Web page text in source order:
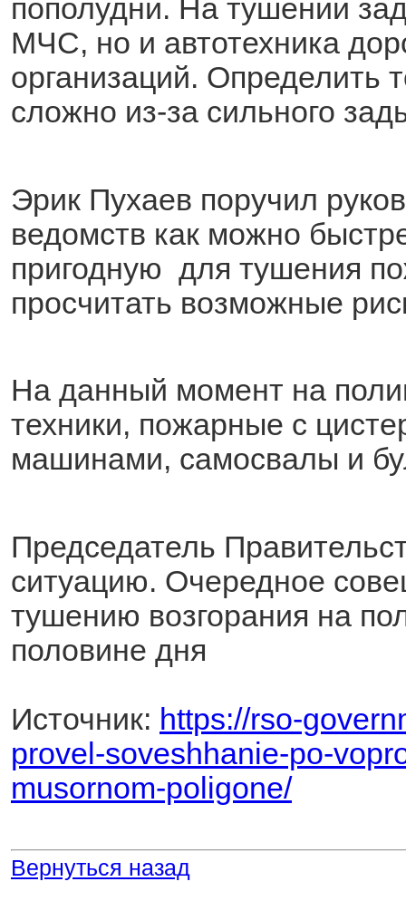
пополудни. На тушении
МЧС, но и автотехника
организаций. Определить
сложно из-за сильного
Эрик Пухаев поручил
ведомств как можно
пригодную для тушения
просчитать возможные
На данный момент на
техники, пожарные с
машинами, самосвалы и
Председатель
ситуацию. Очередное
тушению возгорания на
половине дня
Источник: https://rso-
provel-soveshhanie-po-
musornom-poligone/
Вернуться назад